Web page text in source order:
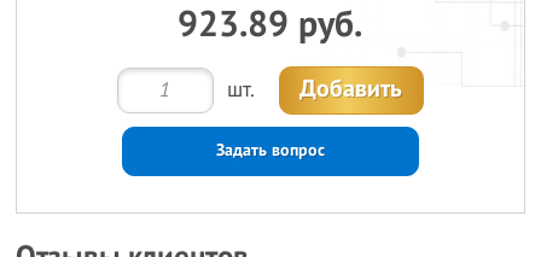
923.89 руб.
шт. Добавить
Задать вопрос